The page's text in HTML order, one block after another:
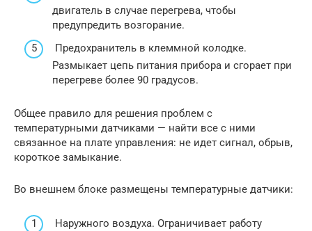
двигатель в случае перегрева, чтобы
предупредить возгорание.
Предохранитель в клеммной колодке.
Размыкает цепь питания прибора и сгорает при
перегреве более 90 градусов.
Общее правило для решения проблем с
температурными датчиками — найти все с ними
связанное на плате управления: не идет сигнал, обрыв,
короткое замыкание.
Во внешнем блоке размещены температурные датчики:
Наружного воздуха. Ограничивает работу